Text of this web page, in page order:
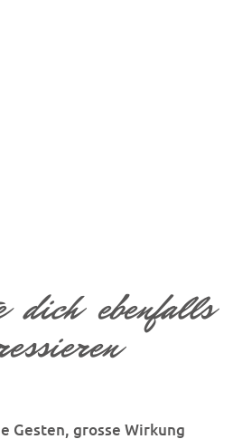
dich ebenfalls
Gesten, grosse Wirkung